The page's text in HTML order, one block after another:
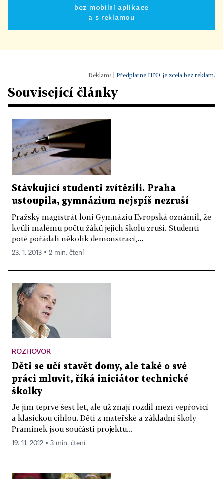
bez mobilní aplikace
a s reklamou
Předplatné HN+ je zcela bez reklam.
Související články
Stávkující studenti zvítězili. Praha
ustoupila, gymnázium nejspíš nezruší
Pražský magistrát loni Gymnáziu Evropská oznámil, že
kvůli malému počtu žáků jejich školu zruší. Studenti
poté pořádali několik demonstrací,...
23. 1. 2013 ▪ 2 min. čtení
ROZHOVOR
Děti se učí stavět domy, ale také o své
práci mluvit, říká iniciátor technické
školky
Je jim teprve šest let, ale už znají rozdíl mezi vepřovicí
a klasickou cihlou. Děti z mateřské a základní školy
Pramínek jsou součástí projektu...
19. 11. 2012 ▪ 3 min. čtení